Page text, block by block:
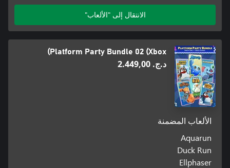
الانتقال إلى "الألعاب"
Platform Party Bundle 02 (Xbox)
د.ج.‏ 2.449,00
الألعاب المضمنة
Aquarun
Duck Run
Ellphaser